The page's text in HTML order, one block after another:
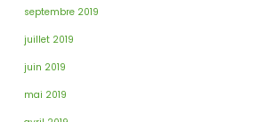
septembre 2019
juillet 2019
juin 2019
mai 2019